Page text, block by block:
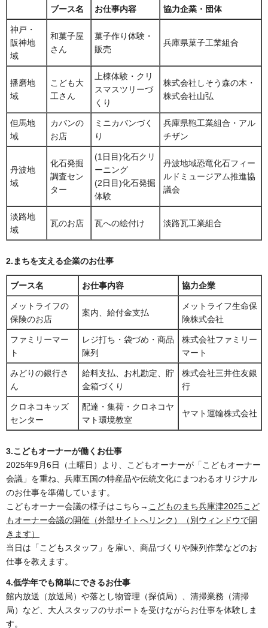
ブース名 お仕事内容 協力企業・団体
神戸・
阪神地
域
和菓子屋
さん
菓子作り体験・
販売
兵庫県菓子工業組合
播磨地
域
こども大
工さん
上棟体験・クリ
スマスツリーづ
くり
株式会社しそう森の木・
株式会社山弘
但馬地
域
カバンの
お店
ミニカバンづく
り
兵庫県鞄工業組合・アル
チザン
丹波地
域
化石発掘
調査セン
ター
(1日目)化石クリ
ーニング
(2日目)化石発掘
体験
丹波地域恐竜化石フィー
ルドミュージアム推進協
議会
淡路地
域
瓦のお店 瓦への絵付け 淡路瓦工業組合
2.まちを支える企業のお仕事
ブース名 お仕事内容 協力企業
メットライフの
保険のお店
案内、給付金支払
メットライフ生命保
険株式会社
ファミリーマー
ト
レジ打ち・袋づめ・商品
陳列
株式会社ファミリー
マート
みどりの銀行さ
ん
給料支払、お札勘定、貯
金箱づくり
株式会社三井住友銀
行
クロネコキッズ
センター
配達・集荷・クロネコヤ
マト環境教室
ヤマト運輸株式会社
3.こどもオーナーが働くお仕事
2025年9月6日（土曜日）より、こどもオーナーが「こどもオーナー
会議」を重ね、兵庫五国の特産品や伝統文化にまつわるオリジナル
のお仕事を準備しています。
こどもオーナー会議の様子はこちら→ こどものまち兵庫津2025こど
もオーナー会議の開催（外部サイトへリンク）（別ウィンドウで開
きます）
当日は「こどもスタッフ」を雇い、商品づくりや陳列作業などのお
仕事を教えます。
4.低学年でも簡単にできるお仕事
館内放送（放送局）や落とし物管理（探偵局）、清掃業務（清掃
局）など、大人スタッフのサポートを受けながらお仕事を体験しま
す。